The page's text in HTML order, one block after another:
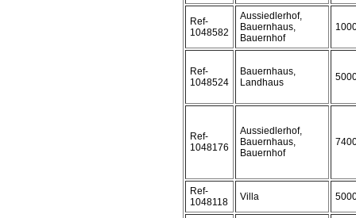
Ref-
1048582
Aussiedlerhof,
Bauernhaus,
Bauernhof
Ref-
1048524
Bauernhaus,
Landhaus
Ref-
1048176
Aussiedlerhof,
Bauernhaus,
Bauernhof
Ref-
1048118
Villa